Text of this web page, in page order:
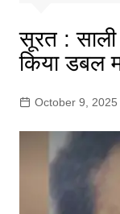
सूरत :
किया डबल
October 9, 2025